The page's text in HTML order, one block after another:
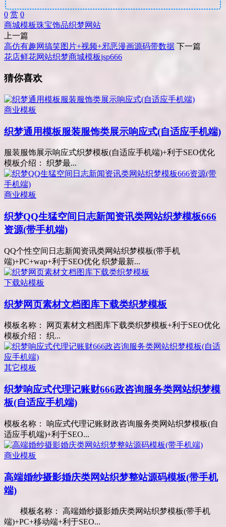
0 赏 0
商城模板珠宝饰品织梦网站
上一篇
高仿有趣网搞笑图片+视频+邪恶漫画源码带数据 下一篇
花店鲜花网站织梦商城模板jsp666
猜你喜欢
商业模板
织梦通用模板服装服饰类展示响应式(自适应手机端)
服装服饰展示响应式织梦模板(自适应手机端)+利于SEO优化
模板介绍： 织梦最...
商业模板
织梦QQ生猛空间日志新闻资讯类网站织梦模板666
资源(带手机端)
QQ个性空间日志新闻资讯类网站织梦模板(带手机
端)+PC+wap+利于SEO优化 织梦最新...
下载站模板
织梦网页素材文档图库下载类织梦模板
模板名称： 网页素材文档图库下载类织梦模板+利于SEO优化
模板介绍： 织...
其它模板
织梦响应式代理记账财666政咨询服务类网站织梦模
板(自适应手机端)
模板名称： 响应式代理记账财政咨询服务类网站织梦模板(自
适应手机端)+利于SEO...
商业模板
高端婚纱摄影婚庆类网站织梦整站源码模板(带手机
端)
模板名称： 高端婚纱摄影婚庆类网站织梦模板(带手机
端)+PC+移动端+利于SEO...